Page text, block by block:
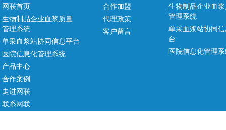
网联首页
生物制品企业血浆质量
管理系统
单采血浆站协同信息平台
医院信息化管理系统
产品中心
合作案例
走进网联
联系网联
合作加盟
代理政策
客户留言
生物制品企业血
管理系统
单采血浆站协同
台
医院信息化管理